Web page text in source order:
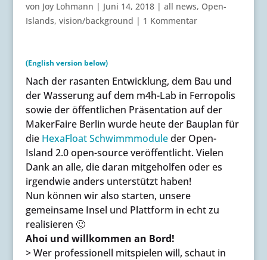
von Joy Lohmann | Juni 14, 2018| all news, Open-
Islands, vision/background | 1 Kommentar
(English version below)
Nach der rasanten Entwicklung, dem Bau und
der Wasserung auf dem m4h-Lab in Ferropolis
sowie der öffentlichen Präsentation auf der
MakerFaire Berlin wurde heute der Bauplan für
die HexaFloat Schwimmmoduleder Open-
Island 2.0 open-source veröffentlicht. Vielen
Dank an alle, die daran mitgeholfen oder es
irgendwie anders unterstützt haben!
Nun können wir also starten, unsere
gemeinsame Insel und Plattform in echt zu
realisieren 🙂
Ahoi und willkommen an Bord!
> Wer professionell mitspielen will, schaut in